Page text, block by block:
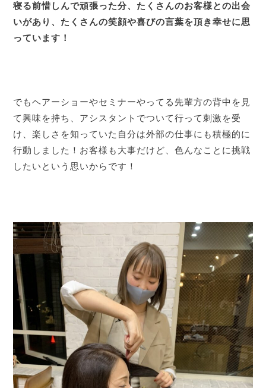
寝る前惜しんで頑張った分、たくさんのお客様との出会
いがあり、たくさんの笑顔や喜びの言葉を頂き幸せに思
っています！
でもヘアーショーやセミナーやってる先輩方の背中を見
て興味を持ち、アシスタントでついて行って刺激を受
け、楽しさを知っていた自分は外部の仕事にも積極的に
行動しました！お客様も大事だけど、色んなことに挑戦
したいという思いからです！